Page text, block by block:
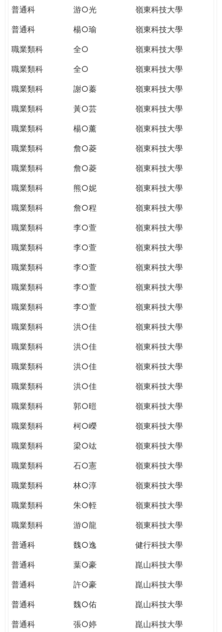
普通科
游○光
嶺東科技大學
普通科
楊○瑜
嶺東科技大學
職業類科
全○
嶺東科技大學
職業類科
全○
嶺東科技大學
職業類科
謝○蓁
嶺東科技大學
職業類科
黃○芸
嶺東科技大學
職業類科
楊○薰
嶺東科技大學
職業類科
詹○菱
嶺東科技大學
職業類科
詹○菱
嶺東科技大學
職業類科
熊○妮
嶺東科技大學
職業類科
詹○程
嶺東科技大學
職業類科
李○萱
嶺東科技大學
職業類科
李○萱
嶺東科技大學
職業類科
李○萱
嶺東科技大學
職業類科
李○萱
嶺東科技大學
職業類科
李○萱
嶺東科技大學
職業類科
洪○佳
嶺東科技大學
職業類科
洪○佳
嶺東科技大學
職業類科
洪○佳
嶺東科技大學
職業類科
洪○佳
嶺東科技大學
職業類科
郭○暟
嶺東科技大學
職業類科
柯○嶸
嶺東科技大學
職業類科
梁○竑
嶺東科技大學
職業類科
石○憲
嶺東科技大學
職業類科
林○淳
嶺東科技大學
職業類科
朱○輊
嶺東科技大學
職業類科
游○龍
嶺東科技大學
普通科
魏○逸
健行科技大學
普通科
葉○豪
崑山科技大學
普通科
許○豪
崑山科技大學
普通科
魏○佑
崑山科技大學
普通科
張○婷
崑山科技大學